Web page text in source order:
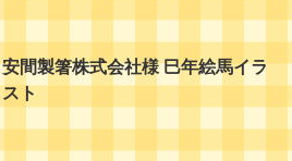
安間製箸株式会社様 巳年絵馬イラ
スト